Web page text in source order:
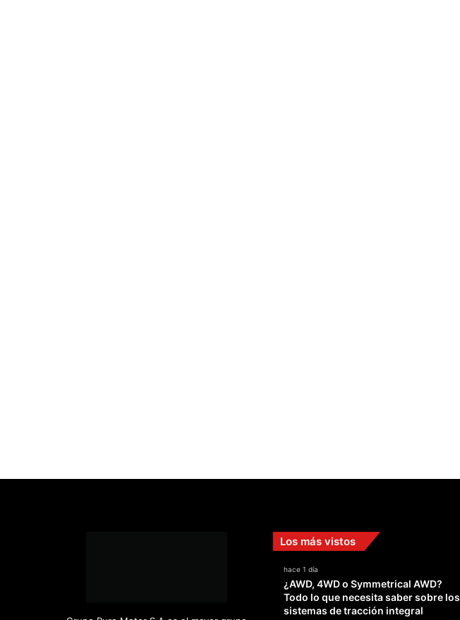
Los más vistos
hace 1 día
¿AWD, 4WD o Symmetrical AWD?
Todo lo que necesita saber sobre los
sistemas de tracción integral